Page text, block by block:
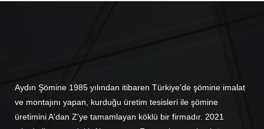
Aydın Şömine 1985 yılından itibaren Türkiye'de şömine imalat
ve montajını yapan, kurduğu üretim tesisleri ile şömine
üretimini A'dan Z'ye tamamlayan köklü bir firmadır. 2021